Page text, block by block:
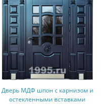
Дверь МДФ шпон с карнизом и
остекленными вставками